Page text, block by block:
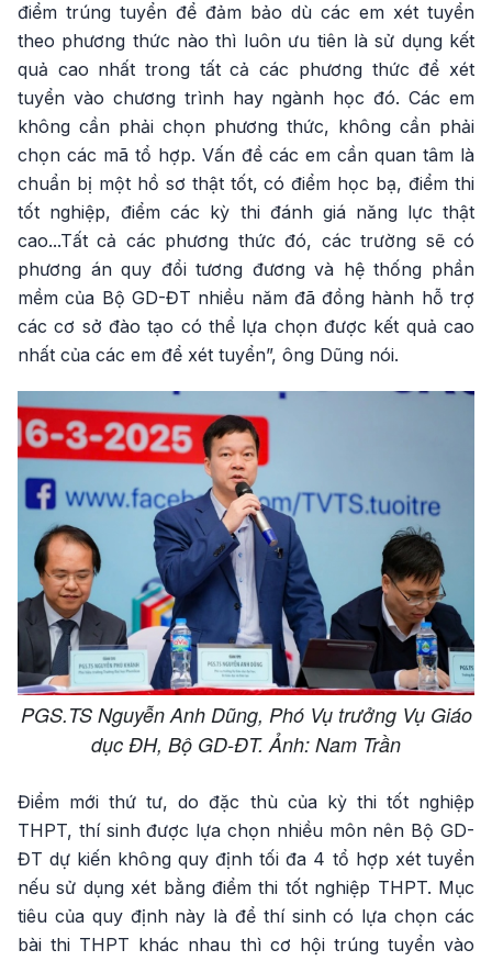
điểm trúng tuyển để đảm bảo dù các em xét tuyển
theo phương thức nào thì luôn ưu tiên là sử dụng kết
quả cao nhất trong tất cả các phương thức để xét
tuyển vào chương trình hay ngành học đó. Các em
không cần phải chọn phương thức, không cần phải
chọn các mã tổ hợp. Vấn đề các em cần quan tâm là
chuẩn bị một hồ sơ thật tốt, có điểm học bạ, điểm thi
tốt nghiệp, điểm các kỳ thi đánh giá năng lực thật
cao...Tất cả các phương thức đó, các trường sẽ có
phương án quy đổi tương đương và hệ thống phần
mềm của Bộ GD-ĐT nhiều năm đã đồng hành hỗ trợ
các cơ sở đào tạo có thể lựa chọn được kết quả cao
nhất của các em để xét tuyển”, ông Dũng nói.
PGS.TS Nguyễn Anh Dũng, Phó Vụ trưởng Vụ Giáo
dục ĐH, Bộ GD-ĐT. Ảnh: Nam Trần
Điểm mới thứ tư, do đặc thù của kỳ thi tốt nghiệp
THPT, thí sinh được lựa chọn nhiều môn nên Bộ GD-
ĐT dự kiến không quy định tối đa 4 tổ hợp xét tuyển
nếu sử dụng xét bằng điểm thi tốt nghiệp THPT. Mục
tiêu của quy định này là để thí sinh có lựa chọn các
bài thi THPT khác nhau thì cơ hội trúng tuyển vào